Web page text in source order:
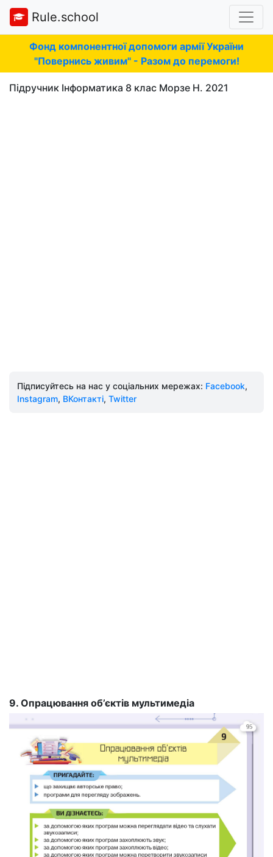
Rule.school
Фонд компонентної допомоги армії України
"Повернись живим" - Разом до перемоги!
Підручник Інформатика 8 клас Морзе Н. 2021
Підписуйтесь на нас у соціальних мережах: Facebook,
Instagram, ВКонтакті, Twitter
9. Опрацювання об’єктів мультимедіа